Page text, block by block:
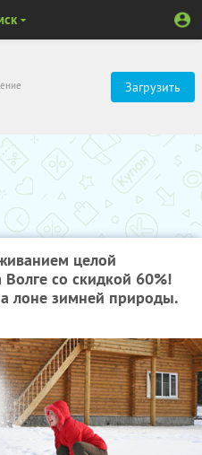
Загрузить
целой
со скидкой 60%!
лоне зимней природы.